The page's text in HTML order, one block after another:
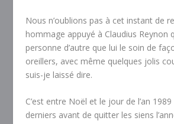
Nous n’oublions pas à cet instant de
hommage appuyé à Claudius Reynon
personne d’autre que lui le soin de
oreillers, avec même quelques jolis
suis-je laissé dire.
C’est entre Noël et le jour de l’an 1989
derniers avant de quitter les siens